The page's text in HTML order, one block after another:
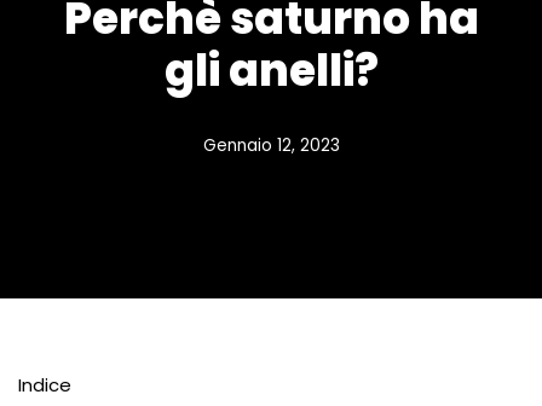
Perchè saturno ha
gli anelli?
Gennaio 12, 2023
Indice